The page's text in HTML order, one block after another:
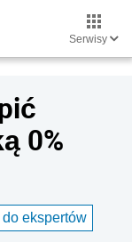
Serwisy
0%
do ekspertów